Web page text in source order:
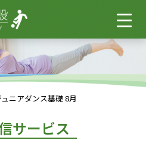
ュニアダンス基礎 8月
サービス